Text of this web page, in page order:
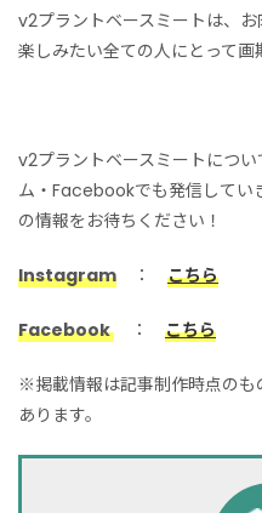
v2プラントベースミートは、
楽しみたい全ての人にとって画
v2プラントベースミートにつ
ム・Facebookでも発信してい
の情報をお待ちください！
Instagram ： こちら
Facebook ： こちら
※掲載情報は記事制作時点のも
あります。